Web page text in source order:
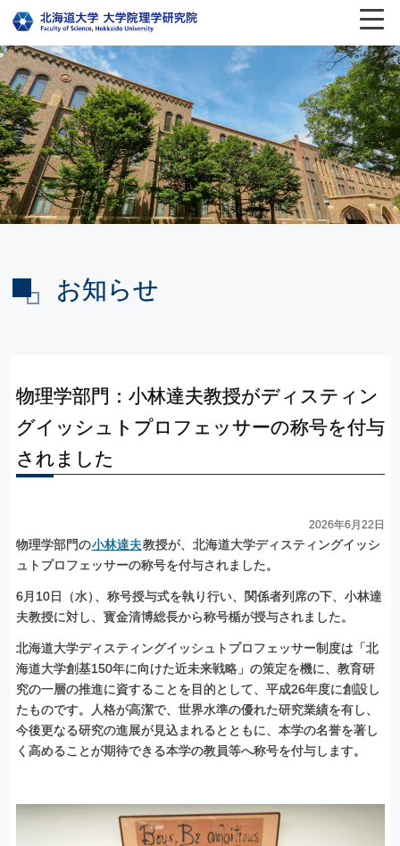
お知らせ
物理学部門： 小林達夫教授がディスティン
グイッシュトプロフェッサーの称号を付与
されました
2026年6月22日
物理学部門の小林達夫教授が、北海道大学ディスティングイッシ
ュトプロフェッサーの称号を付与されました。
6月10日（水） 、称号授与式を執り行い、関係者列席の下、小林達
夫教授に対し、寳金清博総長から称号楯が授与されました。
北海道大学ディスティングイッシュトプロフェッサー制度は「北
海道大学創基150年に向けた近未来戦略」の策定を機に、教育研
究の一層の推進に資することを目的として、平成26年度に創設し
たものです。人格が高潔で、世界水準の優れた研究業績を有し、
今後更なる研究の進展が見込まれるとともに、本学の名誉を著し
く高めることが期待できる本学の教員等へ称号を付与します。